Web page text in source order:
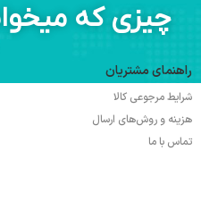
چیزی که
راهنمای مشتریان
شرایط مرجوعی کالا
هزینه و روش‌های ارسال
تماس با ما